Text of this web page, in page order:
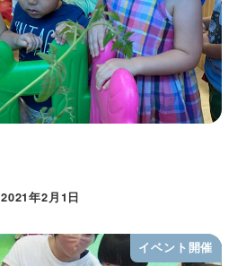
2021年2月1日
イベント開催